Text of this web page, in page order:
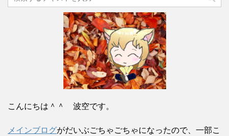
こんにちは＾＾ 波空です。
メインブログがだいぶごちゃごちゃになったので、一部こ